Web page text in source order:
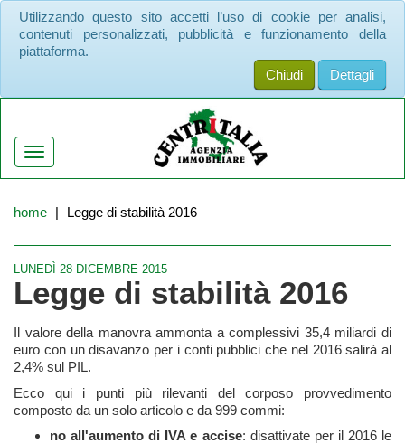
Utilizzando questo sito accetti l’uso di cookie per analisi,
contenuti personalizzati, pubblicità e funzionamento della
piattaforma.
Chiudi
Dettagli
Toggle
navigation
home Legge di stabilità 2016
LUNEDÌ 28 DICEMBRE 2015
Legge di stabilità 2016
Il valore della manovra ammonta a complessivi 35,4 miliardi di
euro con un disavanzo per i conti pubblici che nel 2016 salirà al
2,4% sul PIL.
Ecco qui i punti più rilevanti del corposo provvedimento
composto da un solo articolo e da 999 commi:
no all'aumento di IVA e accise: disattivate per il 2016 le